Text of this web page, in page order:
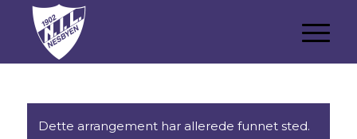
Dette arrangement har allerede funnet sted.